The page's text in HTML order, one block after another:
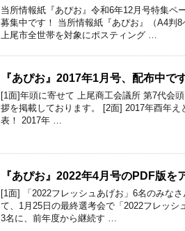
当所情報紙『あぴお』令和6年12月号特集ペ
募集中です！ 当所情報紙『あぴお』（A4判
上尾市全世帯を対象にポスティング …
『あぴお』2017年1月号、配布中で
[1面]年頭に寄せて 上尾商工会議所 第7代会
拶を掲載しております。 [2面] 2017年酉年
表！ 2017年 …
『あぴお』2022年4月号のPDF版を
[1面] 「2022フレッシュあげお」6名のみな
て、1月25日の最終選考会で「2022フレッ
3名に、前年度から継続す …